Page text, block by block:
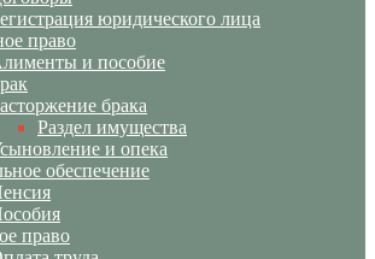
юридического лица
право
и пособие
брака
Раздел имущества
и опека
обеспечение
право